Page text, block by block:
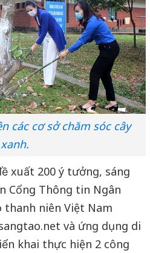
các cơ sở chăm sóc cây
xanh.
xuất 200 ý tưởng, sáng
Cổng Thông tin Ngân
thanh niên Việt Nam
và ứng dụng di
khai thực hiện 2 công